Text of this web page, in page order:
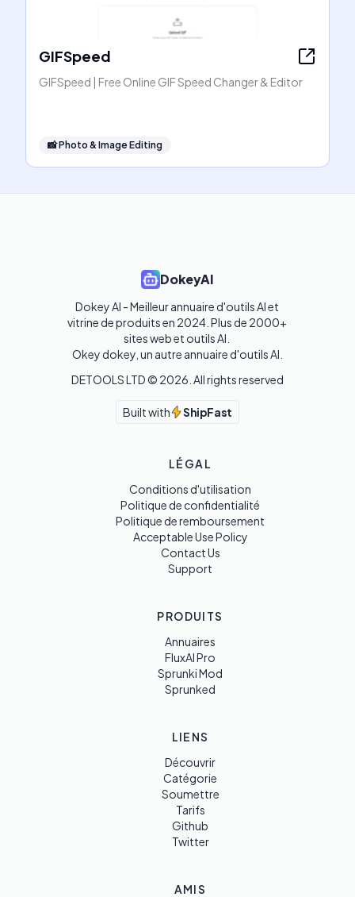
GIFSpeed
GIFSpeed | Free Online GIF Speed Changer & Editor
📸Photo & Image Editing
DokeyAI
Dokey AI - Meilleur annuaire d'outils AI et
vitrine de produits en 2024. Plus de 2000+
sites web et outils AI.
Okey dokey, un autre annuaire d'outils AI.
DETOOLS LTD © 2026 . All rights reserved
Built with ShipFast
LÉGAL
Conditions d'utilisation
Politique de confidentialité
Politique de remboursement
Acceptable Use Policy
Contact Us
Support
PRODUITS
Annuaires
FluxAI Pro
Sprunki Mod
Sprunked
LIENS
Découvrir
Catégorie
Soumettre
Tarifs
Github
Twitter
AMIS